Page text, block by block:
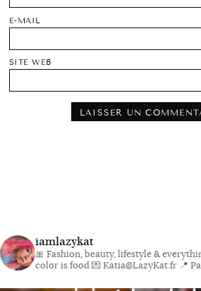
E-MAIL
SITE WEB
iamlazykat
🎀 Fashion, beauty, lifestyle &
color is food💌 Katia@LazyKat.fr 📍